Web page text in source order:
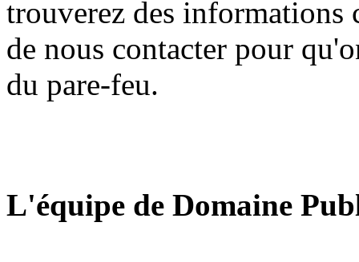
trouverez des informations
de nous contacter pour
du pare-feu.
L'équipe de Domaine